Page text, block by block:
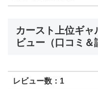
カースト上位ギ
ビュー（口コミ＆
レビュー数：1